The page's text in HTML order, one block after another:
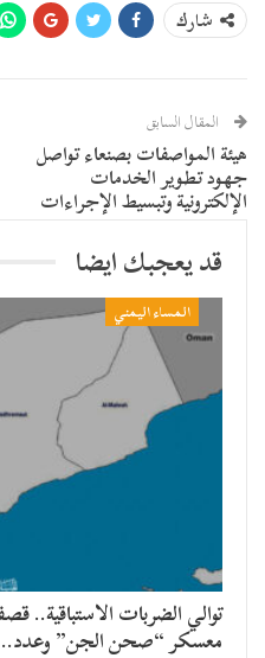
شارك
المقال السابق
هيئة المواصفات بصنعاء تواصل
جهود تطوير الخدمات
الإلكترونية وتبسيط الإجراءات
قد يعجبك ايضا
المساء اليمني
توالي الضربات
معسكر “صحن الجن”